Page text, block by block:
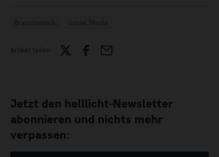
Artikel teilen:
Jetzt den helllicht-Newsletter
abonnieren und nichts mehr
verpassen: